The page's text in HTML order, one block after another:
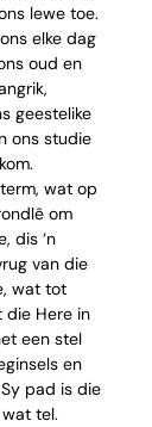
lewe toe.
elke dag
oud en
geestelike
ons studie
wat op
om
dis ‘n
van die
wat tot
die Here in
een stel
en
pad is die
tel.